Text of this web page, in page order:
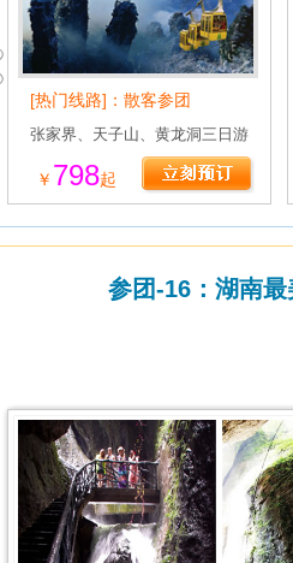
[热门线路]：散客参团
张家界、天子山、黄龙洞三日游
￥ 798起
参团-16：湖南